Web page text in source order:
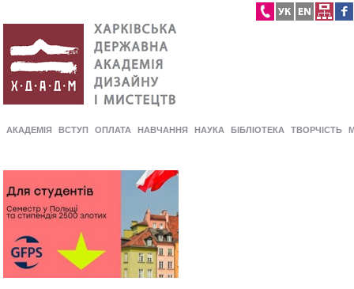
АКАДЕМІЯ ВСТУП ОПЛАТА НАВЧАННЯ НАУКА БІБЛІОТЕКА ТВОРЧІСТЬ